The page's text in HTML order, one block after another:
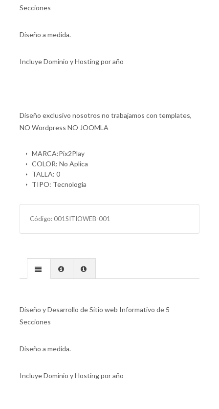
Secciones
Diseño a medida.
Incluye Dominio y Hosting por año
Diseño exclusivo nosotros no trabajamos con templates,
NO Wordpress NO JOOMLA
MARCA:Pix2Play
COLOR: No Aplica
TALLA: 0
TIPO: Tecnologia
Código: 001SITIOWEB-001
Diseño y Desarrollo de Sitio web Informativo de 5
Secciones
Diseño a medida.
Incluye Dominio y Hosting por año